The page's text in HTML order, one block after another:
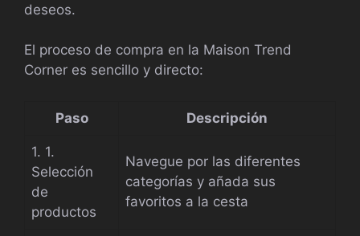
deseos.
El proceso de compra en la Maison Trend
Corner es sencillo y directo:
Paso Descripción
1. 1.
Selección
de
productos
Navegue por las diferentes
categorías y añada sus
favoritos a la cesta